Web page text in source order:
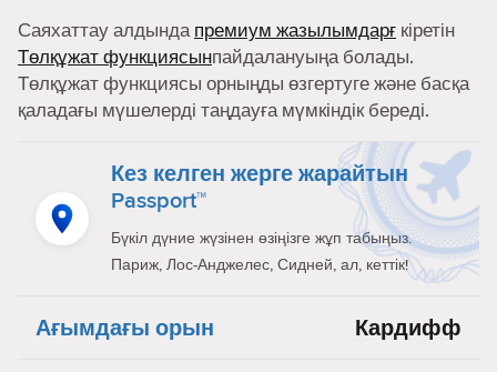
Саяхаттау алдындапремиум жазылымдарғ кіретін
Төлқұжат функциясынпайдалануыңа болады.
Төлқұжат функциясы орныңды өзгертуге және басқа
қаладағы мүшелерді таңдауға мүмкіндік береді.
Кез келген жерге жарайтын
Passport™
Бүкіл дүние жүзінен өзіңізге жұп табыңыз.
Париж, Лос-Анджелес, Сидней, ал, кеттік!
Ағымдағы орын Кардифф